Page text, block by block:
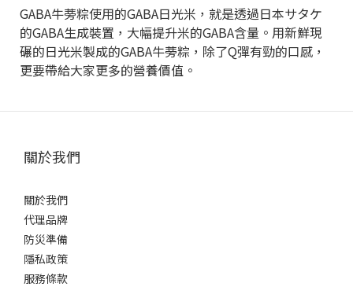
GABA牛蒡粽使用的GABA日光米，就是透過日本サタケ
的GABA生成裝置，大幅提升米的GABA含量。用新鮮現
碾的日光米製成的GABA牛蒡粽，除了Q彈有勁的口感，
更要帶給大家更多的營養價值。
關於我們
關於我們
代理品牌
防災準備
隱私政策
服務條款